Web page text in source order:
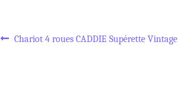
Navigation
Article
Chariot 4 roues CADDIE Supérette Vintage